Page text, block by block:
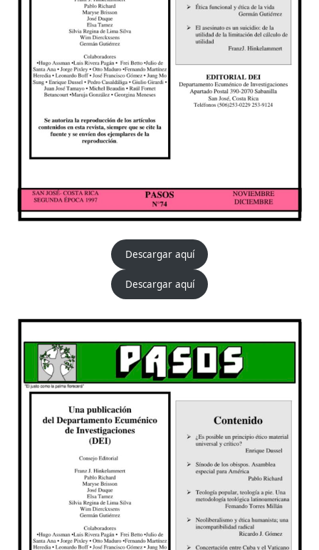
Descargar aquí
Descargar aquí